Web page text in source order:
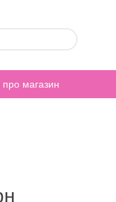
про магазин